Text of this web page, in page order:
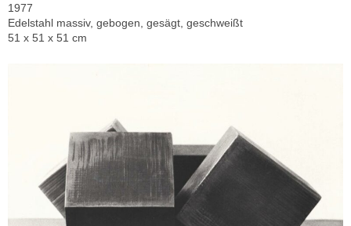
1977
Edelstahl massiv, gebogen, gesägt, geschweißt
51 x 51 x 51 cm